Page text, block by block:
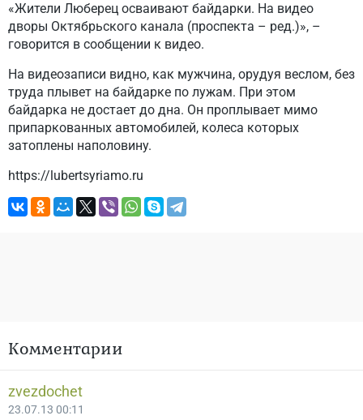
«Жители Люберец осваивают байдарки. На видео
дворы Октябрьского канала (проспекта – ред.)», –
говорится в сообщении к видео.
На видеозаписи видно, как мужчина, орудуя веслом, без
труда плывет на байдарке по лужам. При этом
байдарка не достает до дна. Он проплывает мимо
припаркованных автомобилей, колеса которых
затоплены наполовину.
https://lubertsyriamo.ru
Комментарии
zvezdochet
23.07.13 00:11